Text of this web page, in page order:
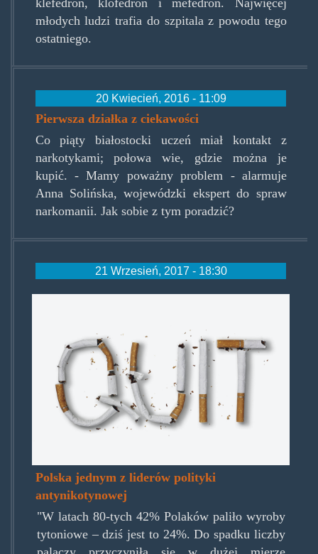
młodych ludzi trafia do szpitala z powodu tego
ostatniego.
20 Kwiecień, 2016 - 11:09
Pierwsza działka z ciekawości
Co piąty białostocki uczeń miał kontakt z
narkotykami; połowa wie, gdzie można je
kupić. - Mamy poważny problem - alarmuje
Anna Solińska, wojewódzki ekspert do spraw
narkomanii. Jak sobie z tym poradzić?
21 Wrzesień, 2017 - 18:30
Polska jednym z liderów polityki
antynikotynowej
"W latach 80-tych 42% Polaków paliło wyroby
tytoniowe – dziś jest to 24%. Do spadku liczby